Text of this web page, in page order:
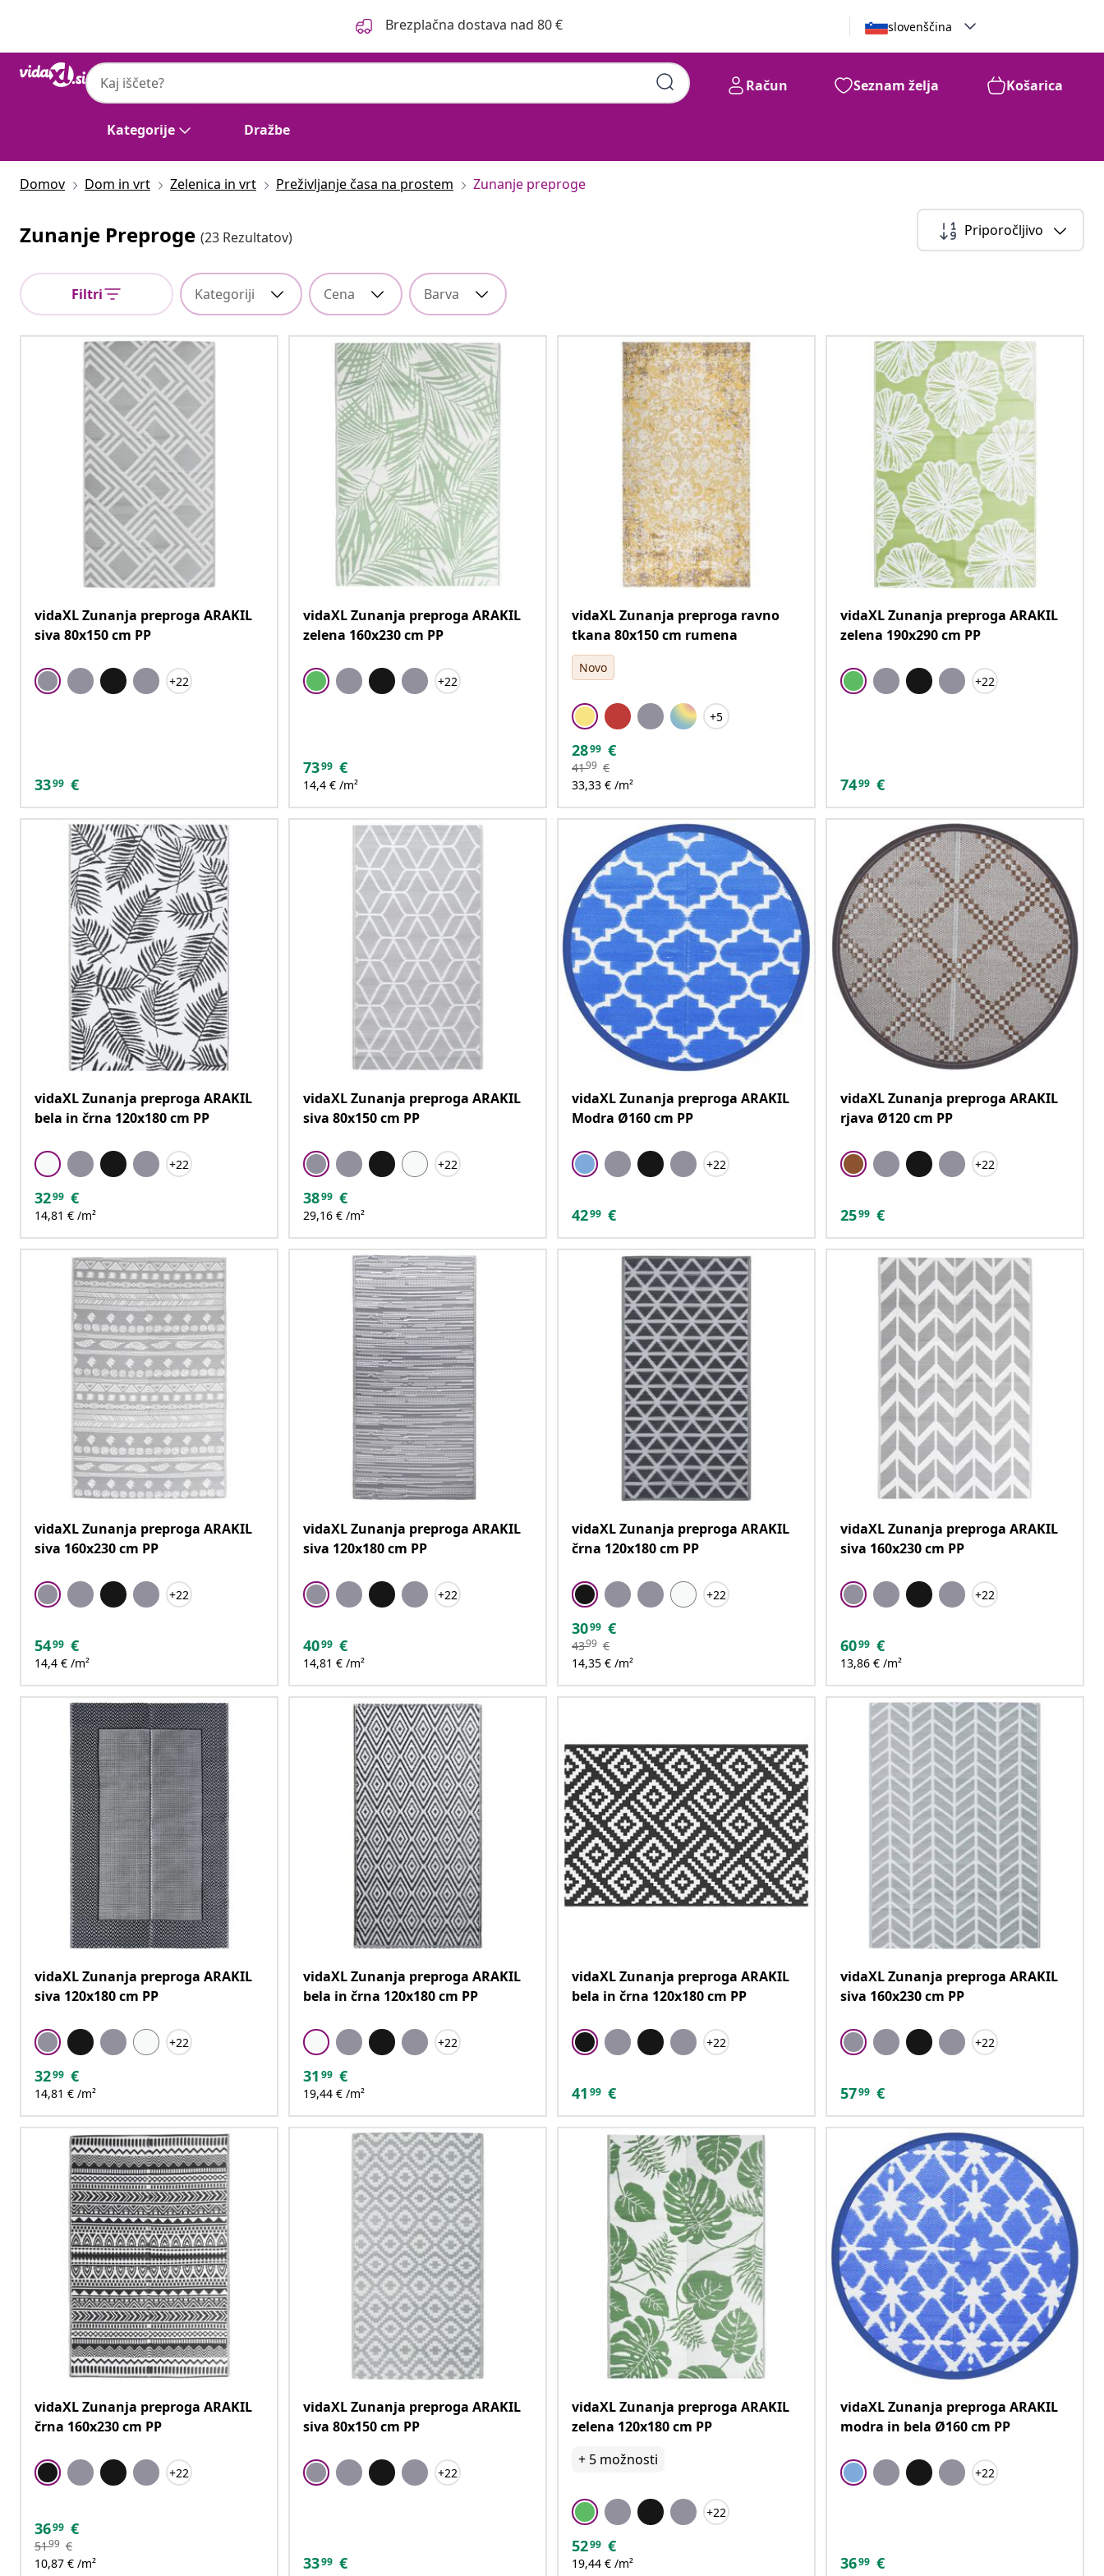
Brezplačna dostava nad 80 € slovenščina
Kategorije Dražbe
Račun Seznam želja Košarica
Domov Dom in vrt Zelenica in vrt Preživljanje časa na prostem Zunanje preproge
Zunanje Preproge (23 Rezultatov) Priporočljivo
Filtri Kategoriji Cena Barva
vidaXL Zunanja preproga ARAKIL
siva 80x150 cm PP
+22
3399 €
vidaXL Zunanja preproga ARAKIL
zelena 160x230 cm PP
+22
7399 €
14,4 € /m²
vidaXL Zunanja preproga ravno
tkana 80x150 cm rumena
Novo
+5
2899 €
4199 €
33,33 € /m²
vidaXL Zunanja preproga ARAKIL
zelena 190x290 cm PP
+22
7499 €
vidaXL Zunanja preproga ARAKIL
bela in črna 120x180 cm PP
+22
3299 €
14,81 € /m²
vidaXL Zunanja preproga ARAKIL
siva 80x150 cm PP
+22
3899 €
29,16 € /m²
vidaXL Zunanja preproga ARAKIL
Modra Ø160 cm PP
+22
4299 €
vidaXL Zunanja preproga ARAKIL
rjava Ø120 cm PP
+22
2599 €
vidaXL Zunanja preproga ARAKIL
siva 160x230 cm PP
+22
5499 €
14,4 € /m²
vidaXL Zunanja preproga ARAKIL
siva 120x180 cm PP
+22
4099 €
14,81 € /m²
vidaXL Zunanja preproga ARAKIL
črna 120x180 cm PP
+22
3099 €
4399 €
14,35 € /m²
vidaXL Zunanja preproga ARAKIL
siva 160x230 cm PP
+22
6099 €
13,86 € /m²
vidaXL Zunanja preproga ARAKIL
siva 120x180 cm PP
+22
3299 €
14,81 € /m²
vidaXL Zunanja preproga ARAKIL
bela in črna 120x180 cm PP
+22
31 99 €
19,44 € /m²
vidaXL Zunanja preproga ARAKIL
bela in črna 120x180 cm PP
+22
41 99 €
vidaXL Zunanja preproga ARAKIL
siva 160x230 cm PP
+22
5799 €
vidaXL Zunanja preproga ARAKIL
črna 160x230 cm PP
+22
3699 €
5199 €
10,87 € /m²
vidaXL Zunanja preproga ARAKIL
siva 80x150 cm PP
+22
3399 €
vidaXL Zunanja preproga ARAKIL
zelena 120x180 cm PP
+ 5 možnosti
+22
5299 €
19,44 € /m²
vidaXL Zunanja preproga ARAKIL
modra in bela Ø160 cm PP
+22
3699 €